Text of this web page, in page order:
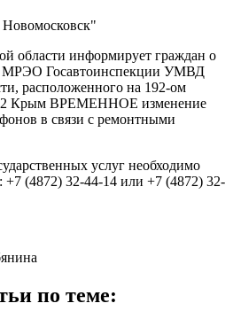
области информирует граждан о
МРЭО Госавтоинспекции УМВД
расположенного на 192-ом
2 Крым ВРЕМЕННОЕ изменение
в связи с ремонтными
услуг необходимо
+7 (4872) 32-44-14 или +7 (4872) 32-
по теме: